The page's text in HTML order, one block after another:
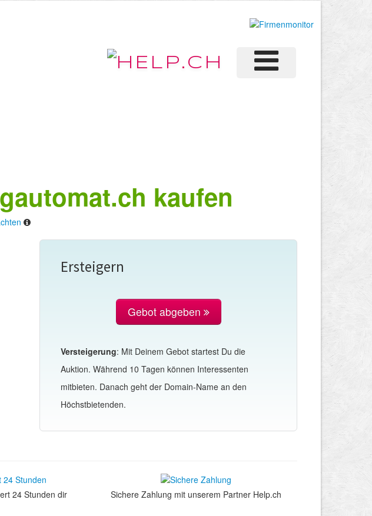
kaufen
Ersteigern
Gebot abgeben
Versteigerung: Mit Deinem Gebot startest Du die
Auktion. Während 10 Tagen können Interessenten
mitbieten. Danach geht der Domain-Name an den
Höchstbietenden.
24 Stunden dir
Sichere Zahlung mit unserem Partner Help.ch